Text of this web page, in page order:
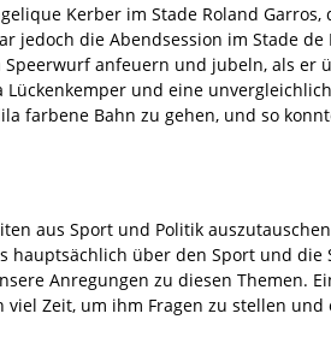
Kerber im Stade Roland Garros,
die Abendsession im Stade
anfeuern und jubeln, als er
und eine
farbene Bahn zu gehen, und so
aus Sport und Politik
hauptsächlich über den Sport und
Anregungen zu diesen Themen.
Zeit, um ihm Fragen zu stellen